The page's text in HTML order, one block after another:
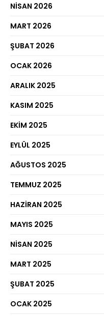
NISAN 2026
MART 2026
ŞUBAT 2026
OCAK 2026
ARALIK 2025
KASIM 2025
EKIM 2025
EYLÜL 2025
AĞUSTOS 2025
TEMMUZ 2025
HAZIRAN 2025
MAYIS 2025
NISAN 2025
MART 2025
ŞUBAT 2025
OCAK 2025